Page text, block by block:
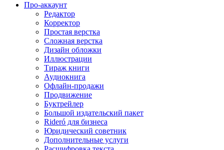
Про-аккаунт
Редактор
Корректор
Простая верстка
Сложная верстка
Дизайн обложки
Иллюстрации
Тираж книги
Аудиокнига
Офлайн-продажи
Продвижение
Буктрейлер
Большой издательский пакет
Rideró для бизнеса
Юридический советник
Дополнительные услуги